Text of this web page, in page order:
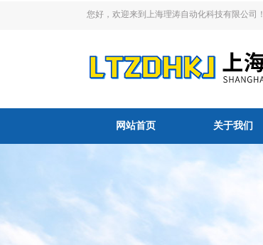
您好，欢迎来到上海理涛自动化科技有限公司！
网站首页 关于我们